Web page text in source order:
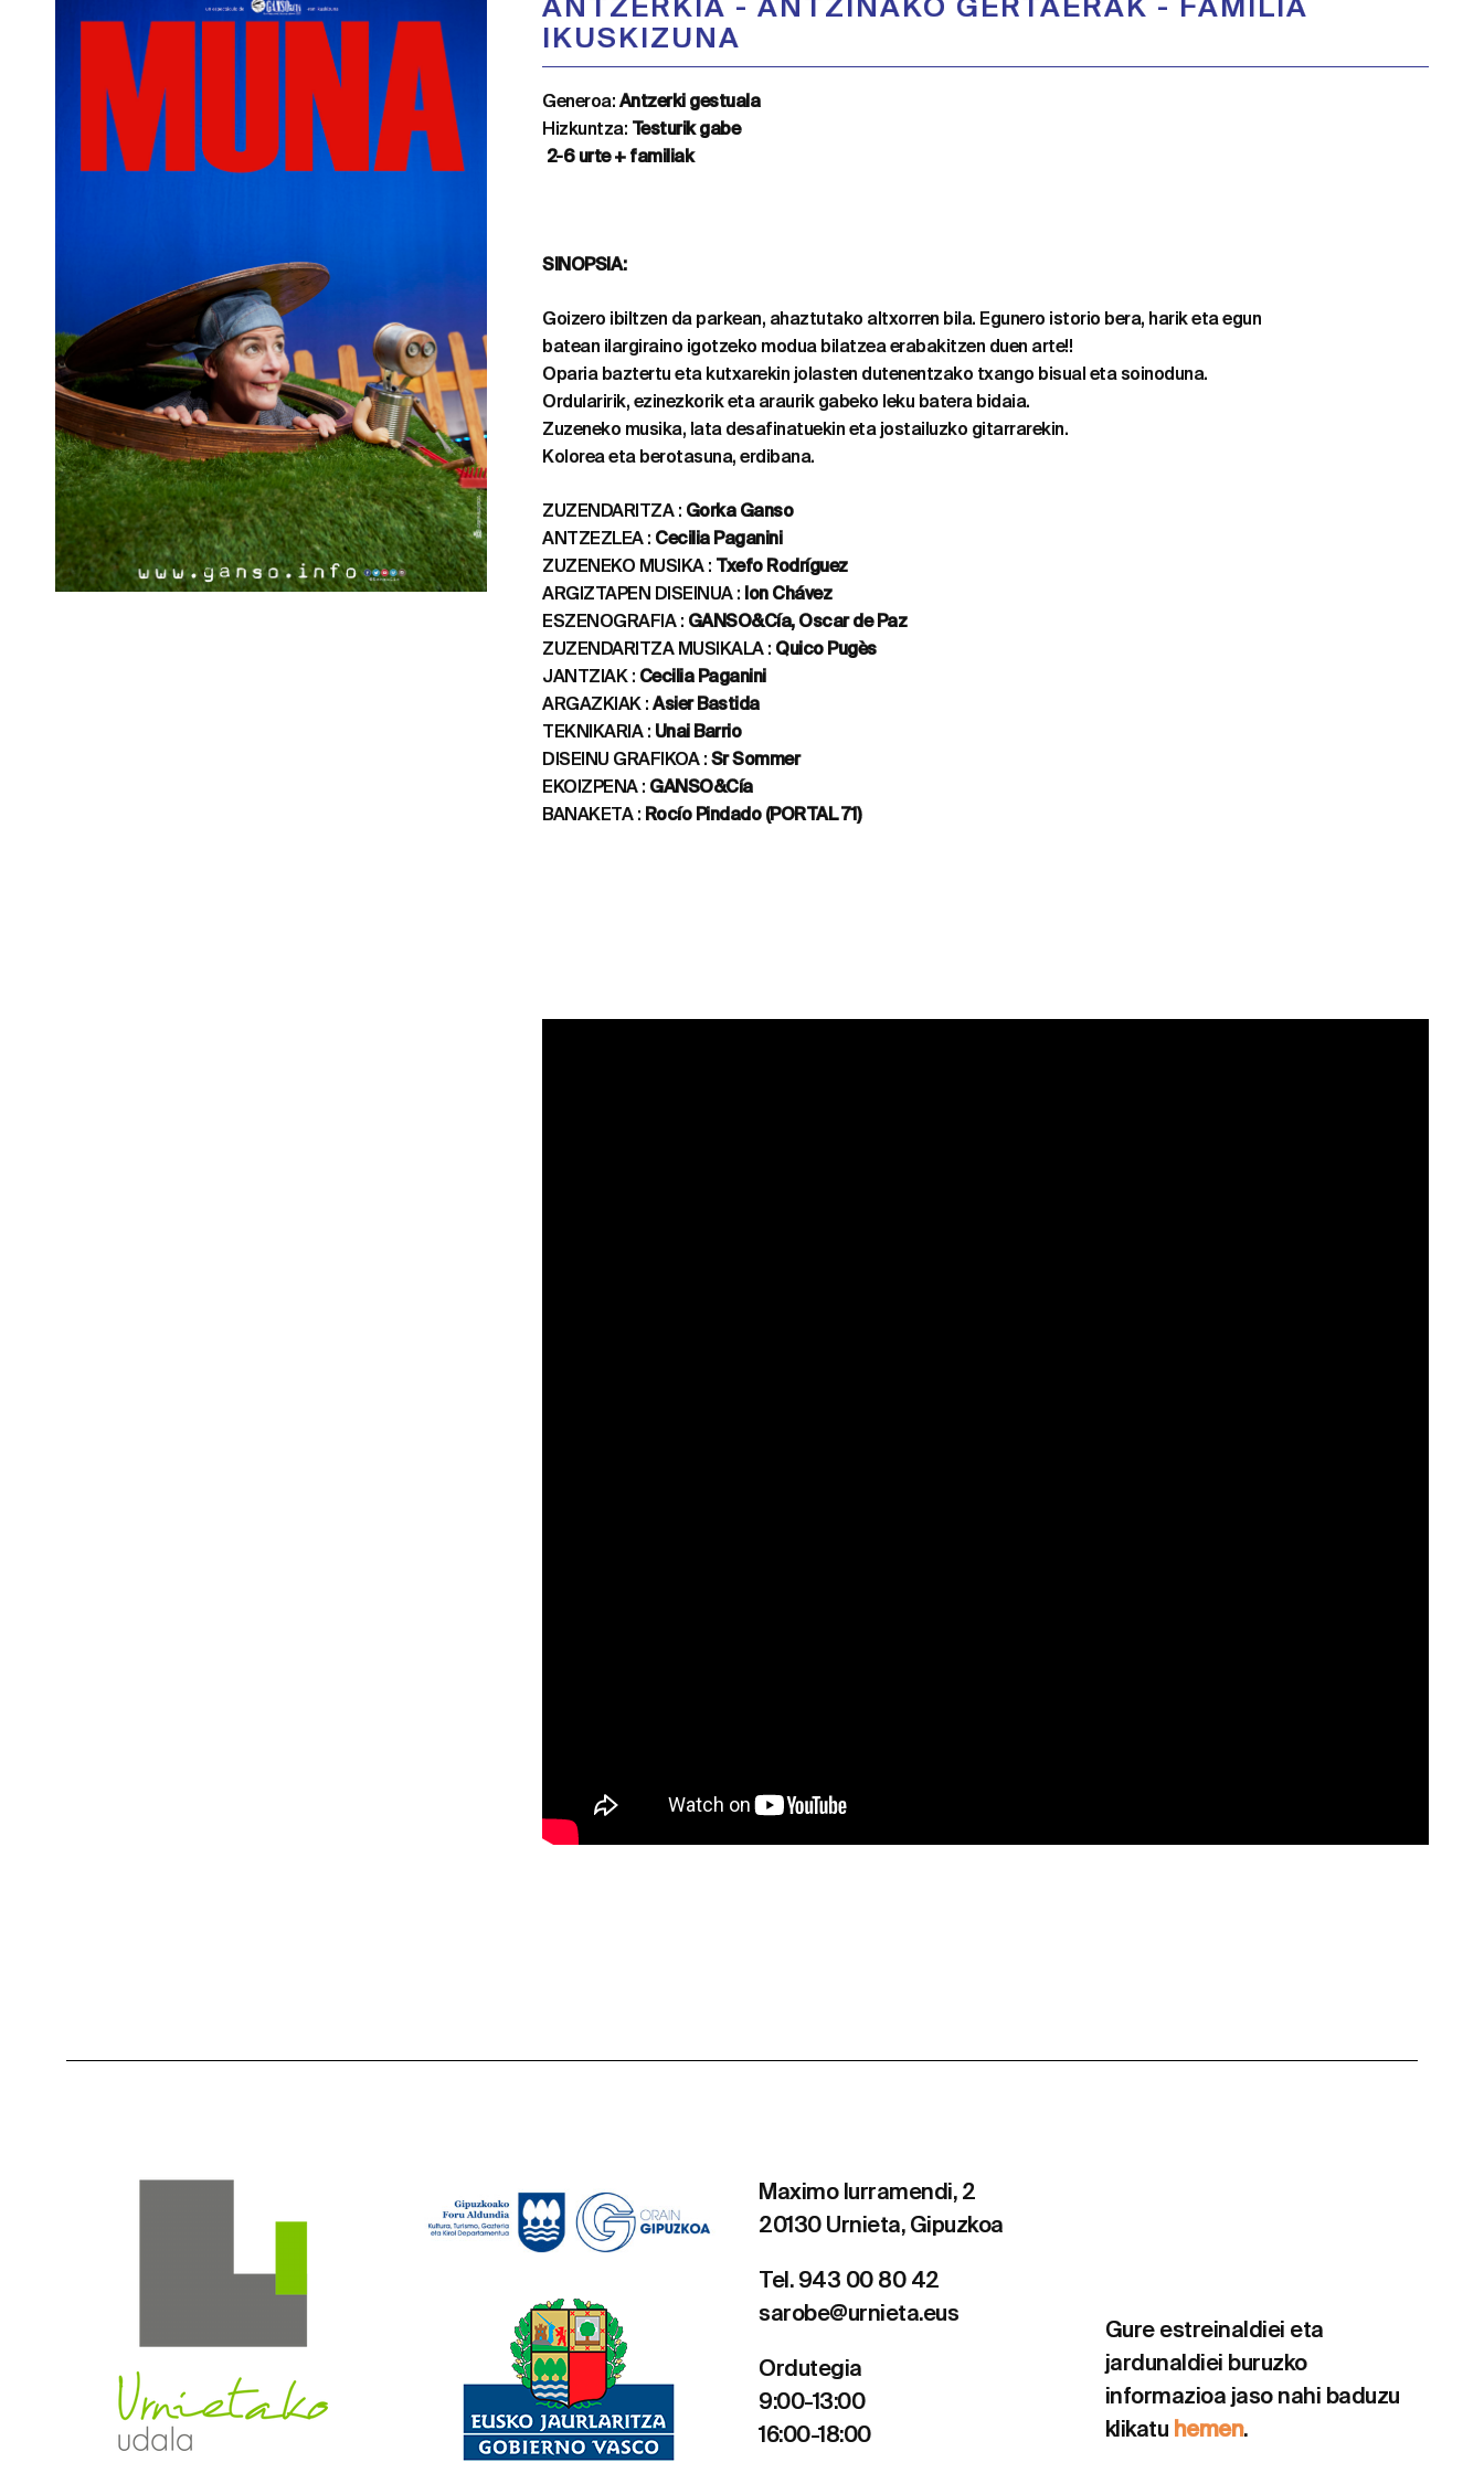
ANTZERKIA -ANTZINAKO GERTAERAK -
FAMILIA
IKUSKIZUNA
Generoa: Antzerki gestuala
Hizkuntza: Testurik gabe
2-6 urte + familiak
SINOPSIA:
Goizero ibiltzen da parkean, ahaztutako altxorren bila. Egunero istorio bera, harik eta egun
batean ilargiraino igotzeko modua bilatzea erabakitzen duen arte!!
Oparia baztertu eta kutxarekin jolasten dutenentzako txango bisual eta soinoduna.
Ordularirik, ezinezkorik eta araurik gabeko leku batera bidaia.
Zuzeneko musika, lata desafinatuekin eta jostailuzko gitarrarekin.
Kolorea eta berotasuna, erdibana.
ZUZENDARITZA : Gorka Ganso
ANTZEZLEA : Cecilia Paganini
ZUZENEKO MUSIKA : Txefo Rodríguez
ARGIZTAPEN DISEINUA : Ion Chávez
ESZENOGRAFIA : GANSO&Cía, Oscar de Paz
ZUZENDARITZA MUSIKALA : Quico Pugès
JANTZIAK : Cecilia Paganini
ARGAZKIAK :Asier Bastida
TEKNIKARIA : Unai Barrio
DISEINU GRAFIKOA : Sr Sommer
EKOIZPENA : GANSO&Cía
BANAKETA : Rocío Pindado (PORTAL 71)
Maximo Iurramendi, 2
20130 Urnieta, Gipuzkoa
Tel. 943 00 80 42
sarobe@urnieta.eus
Ordutegia
9:00-13:00
16:00-18:00
Gure estreinaldiei eta
jardunaldiei buruzko
informazioa jaso nahi baduzu
klikatu hemen.